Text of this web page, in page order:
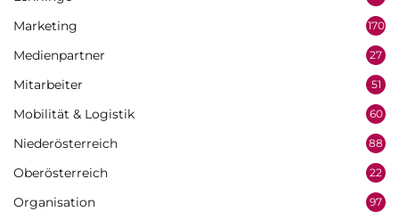
Marketing 170
Medienpartner 27
Mitarbeiter 51
Mobilität & Logistik 60
Niederösterreich 88
Oberösterreich 22
Organisation 97